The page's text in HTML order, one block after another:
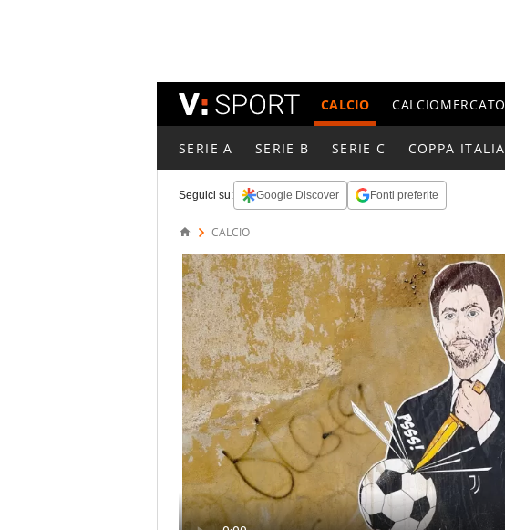
CALCIO CALCIOMERCATO
SERIE A SERIE B SERIE C COPPA ITALIA
Seguici su: Google Discover Fonti preferite
CALCIO